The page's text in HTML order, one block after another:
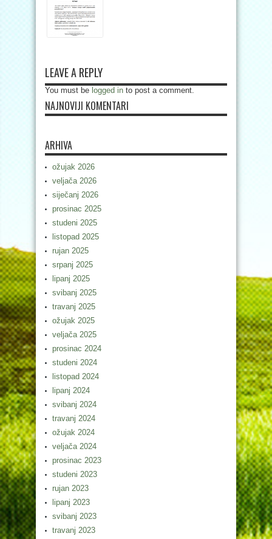
LEAVE A REPLY
You must be logged in to post a comment.
NAJNOVIJI KOMENTARI
ARHIVA
ožujak 2026
veljača 2026
siječanj 2026
prosinac 2025
studeni 2025
listopad 2025
rujan 2025
srpanj 2025
lipanj 2025
svibanj 2025
travanj 2025
ožujak 2025
veljača 2025
prosinac 2024
studeni 2024
listopad 2024
lipanj 2024
svibanj 2024
travanj 2024
ožujak 2024
veljača 2024
prosinac 2023
studeni 2023
rujan 2023
lipanj 2023
svibanj 2023
travanj 2023